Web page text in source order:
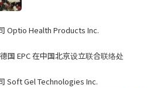
Optio Health Products Inc.
国 EPC 在中国北京设立联合联络处
Soft Gel Technologies Inc.